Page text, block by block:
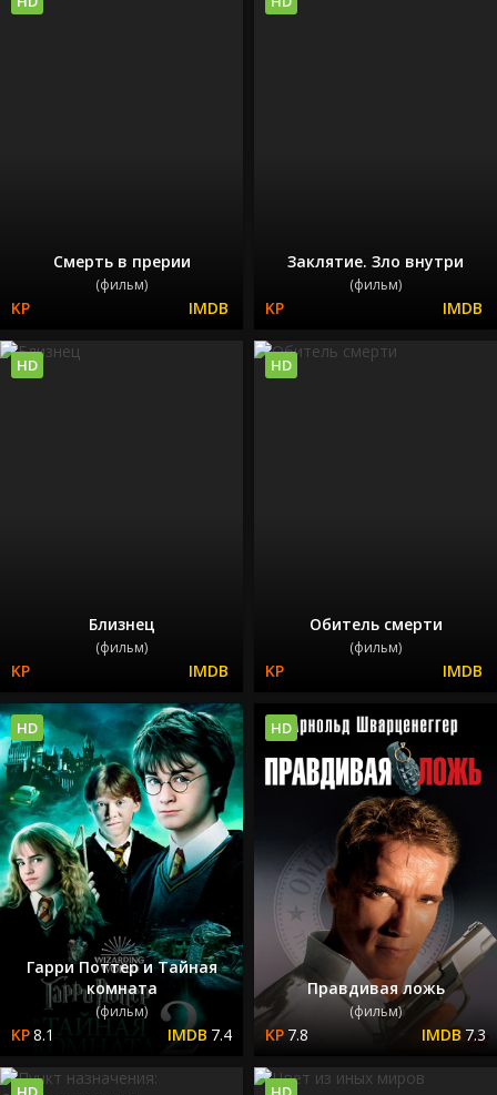
Смерть в прерии
(фильм)
Заклятие. Зло внутри
(фильм)
Близнец
(фильм)
HD
Обитель смерти
(фильм)
HD
Гарри Поттер и Тайная
комната
(фильм)
8.1 7.4
HD
Правдивая ложь
(фильм)
7.8 7.3
HD